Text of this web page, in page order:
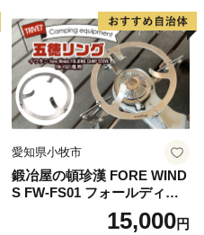
愛知県小牧市
鍛冶屋の頓珍漢 FORE WIND
S FW-FS01 フォールディン
グ キャンプストーブ専用 五
15,000円